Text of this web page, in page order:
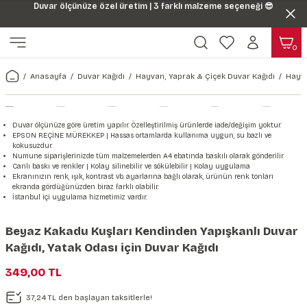
Duvar ölçünüze özel üretim | 3 farklı malzeme seçeneği 😎
Harita & Şehir Duvar Kağıdı
Türkiye Serisi Duvar Kağıdı
Şehir & Ülke Duvar Kağıdı
Duvar Kağıdı
Çiçek Duvar Kağıdı
Hayvan, Yaprak & Çiçek
Yaprak Desenli Duvar Kağıdı
Hayvan Duvar Kağıdı
Kağıdı
Doğa & Manza Duvar Kağıdı
Manzara Duvar Kağıdı
Orman Duvar Kağıdı
Uzay Duvar Kağıdı
Tasarım & Sanatsal Duvar
Sanat Duvar Kağıdı
Geometrik Duvar Kağıdı
Müzik Duvar Kağıdı
Araba Duvar Kağıdı
Sağlık Duvar Kağıdı
Ahşap, Mermer & Taş
Taş Desenli Duvar Kağıdı
Ahşap Desenli Duvar Kağıdı
Kağıdı Stickeri
Seti
Sticker Seti
0
Anasayfa Duvar Kağıdı Hayvan, Yaprak & Çiçek Duvar Kağıdı
Duvar ölçünüze göre üretim yapılır. Özelleştirilmiş ürünlerde iade/değişim yoktur.
EPSON REÇİNE MÜREKKEP | Hassas ortamlarda kullanıma uygun, su bazlı ve
kokusuzdur.
Numune siparişlerinizde tüm malzemelerden A4 ebatında baskılı olarak gönderilir.
Canlı baskı ve renkler | Kolay silinebilir ve sökülebilir | Kolay uygulama
Ekranınızın renk, ışık, kontrast vb. ayarlarına bağlı olarak, ürünün renk tonları
ekranda gördüğünüzden biraz farklı olabilir.
İstanbul içi uygulama hizmetimiz vardır.
Beyaz Kakadu Kuşları Kendinden Yapışkanlı Duvar
Kağıdı, Yatak Odası için Duvar Kağıdı
349,00 TL
37,24 TL den başlayan taksitlerle!